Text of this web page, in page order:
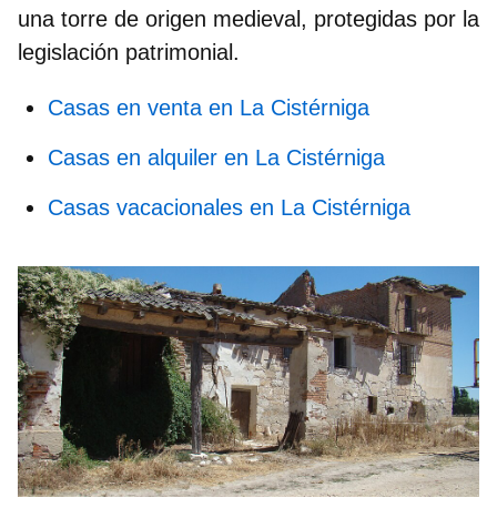
una torre de origen medieval, protegidas por la
legislación patrimonial.
Casas en venta en La Cistérniga
Casas en alquiler en La Cistérniga
Casas vacacionales en La Cistérniga